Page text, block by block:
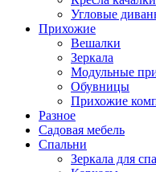
Угловые
Прихожие
Вешалки
Зеркала
Модульные
Обувницы
Прихожие
Разное
Садовая мебель
Спальни
Зеркала для